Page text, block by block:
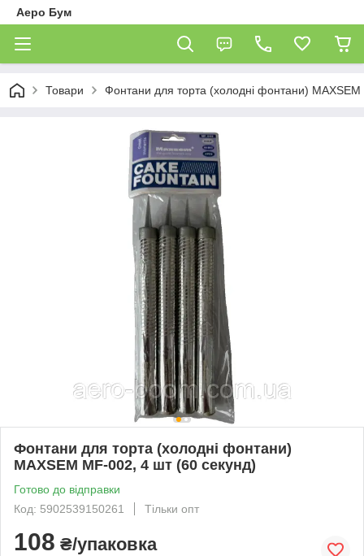
Аеро Бум
Товари Фонтани для торта (холодні фонтани)
Фонтани для торта (холодні фонтани)
MAXSEM MF-002, 4 шт (60 секунд)
Готово до відправки
Код: 5902539150261
Тільки опт
108 ₴/упаковка